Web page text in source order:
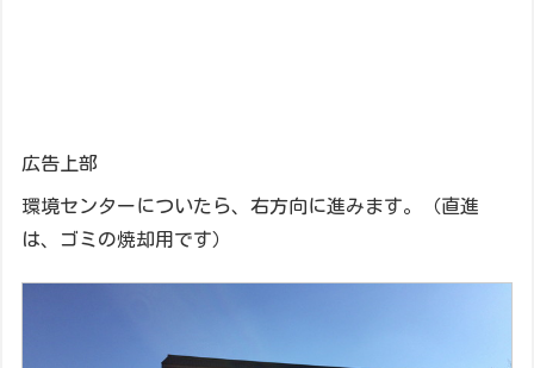
広告上部
環境センターについたら、右方向に進みます。（直進
は、ゴミの焼却用です）